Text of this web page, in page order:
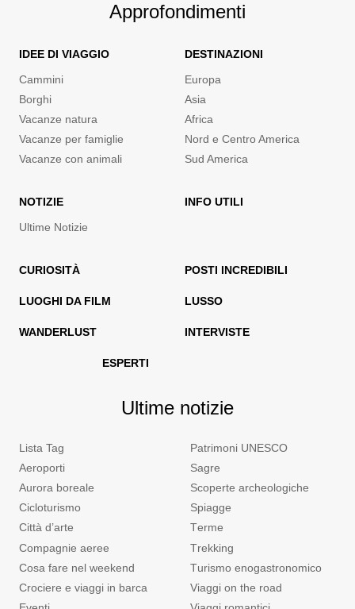
Approfondimenti
IDEE DI VIAGGIO
Cammini
Borghi
Vacanze natura
Vacanze per famiglie
Vacanze con animali
DESTINAZIONI
Europa
Asia
Africa
Nord e Centro America
Sud America
NOTIZIE
Ultime Notizie
INFO UTILI
CURIOSITÀ POSTI INCREDIBILI
LUOGHI DA FILM LUSSO
WANDERLUST INTERVISTE
ESPERTI
Ultime notizie
Lista Tag
Aeroporti
Aurora boreale
Cicloturismo
Città d’arte
Compagnie aeree
Cosa fare nel weekend
Crociere e viaggi in barca
Patrimoni UNESCO
Sagre
Scoperte archeologiche
Spiagge
Terme
Trekking
Turismo enogastronomico
Viaggi on the road